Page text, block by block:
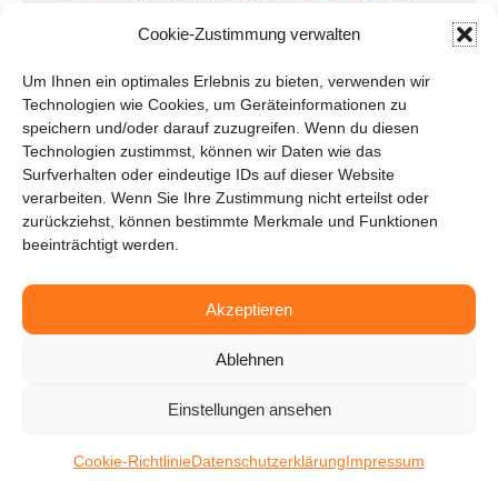
Cookie-Zustimmung verwalten
Um Ihnen ein optimales Erlebnis zu bieten, verwenden wir
Technologien wie Cookies, um Geräteinformationen zu
speichern und/oder darauf zuzugreifen. Wenn du diesen
Technologien zustimmst, können wir Daten wie das
Surfverhalten oder eindeutige IDs auf dieser Website
verarbeiten. Wenn Sie Ihre Zustimmung nicht erteilst oder
zurückziehst, können bestimmte Merkmale und Funktionen
beeinträchtigt werden.
Akzeptieren
Ablehnen
Einstellungen ansehen
Cookie-RichtlinieDatenschutzerklärungImpressum
Kundenorientierte Softwareentwicklung in der
Personaldienstleistung: Warum die besten
Lösungen im Alltag entstehen
Kundenbindung in der Personaldienstleistung:
Warum Zuhören der Schlüssel zur erfolgreichen
Digitalisierung ist
© 2026 - Attina | All rights reserved